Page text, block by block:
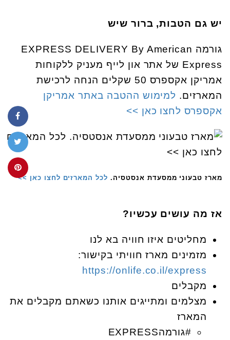
יש גם הטבות, ברור שיש
גורמה EXPRESS DELIVERY By American
Express של אתר און לייף מעניק ללקוחות
אמריקן אקספרס 50 שקלים הנחה לרכישת
המארזים. למימוש ההטבה באתר אמריקן
אקספרס לחצו כאן >>
מארז טבעוני ממסעדת אנסטסיה. לכל המארזים לחצו כאן >>
אז מה עושים עכשיו?
מחליטים איזו חוויה בא לנו
מזמינים מארז חוויתי בקישור:
https://onlife.co.il/express
מקבלים
מצלמים ומתייגים אותנו כשאתם מקבלים את
המארז
#גורמהEXPRESS